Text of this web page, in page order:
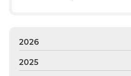
2026
2025